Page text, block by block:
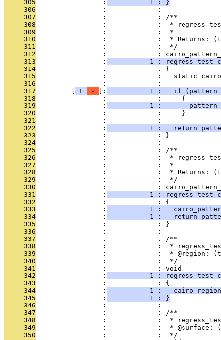
     305
                 :
           1 : }
     306
                 :             :
     307
                 :             : /**
     308
:             :  *
     309
                 :             :  *
     310
:             :  * Returns:
     311
                 :             :  */
     312
:             :
     313
                 :
1 :
     314
                 :             : {
     315
:             :   static
     316
                 :             :
     317
+ - ]:
1 :   if (pattern
     318
                 :             :     {
     319
                 :
1 :       pattern
     320
                 :             :     }
     321
                 :             :
     322
                 :
1 :   return
     323
                 :             : }
     324
                 :             :
     325
                 :             : /**
     326
:             :  *
     327
                 :             :  *
     328
:             :  * Returns:
     329
                 :             :  */
     330
:             :
     331
                 :
1 :
     332
                 :             : {
     333
                 :
1 :
     334
                 :
1 :   return
     335
                 :             : }
     336
                 :             :
     337
                 :             : /**
     338
:             :  *
     339
:             :  * @region:
     340
                 :             :  */
     341
                 :             : void
     342
                 :
1 :
     343
                 :             : {
     344
                 :
1 :
     345
                 :
           1 : }
     346
                 :             :
     347
                 :             : /**
     348
:             :  *
     349
:             :  * @surface:
     350
                 :             :  */